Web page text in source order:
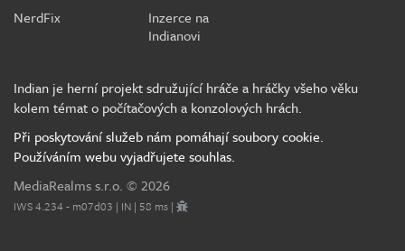
NerdFix
Inzerce na
Indianovi
Indian je herní projekt sdružující hráče a hráčky všeho věku
kolem témat o počítačových a konzolových hrách.
Při poskytování služeb nám pomáhají soubory cookie.
Používáním webu vyjadřujete souhlas.
MediaRealms s.r.o. © 2026
IWS 4.234 - m07d03 | IN | 58 ms |